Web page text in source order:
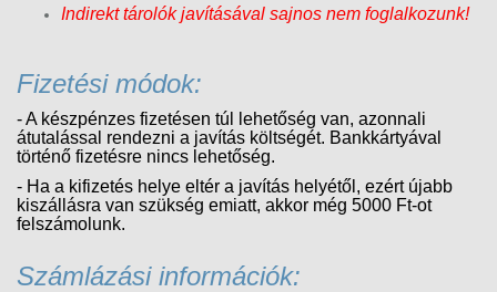
Indirekt tárolók javításával sajnos nem foglalkozunk!
Fizetési módok:
- A készpénzes fizetésen túl lehetőség van, azonnali
átutalással rendezni a javítás költségét. Bankkártyával
történő fizetésre nincs lehetőség.
- Ha a kifizetés helye eltér a javítás helyétől, ezért újabb
kiszállásra van szükség emiatt, akkor még 5000 Ft-ot
felszámolunk.
Számlázási információk: